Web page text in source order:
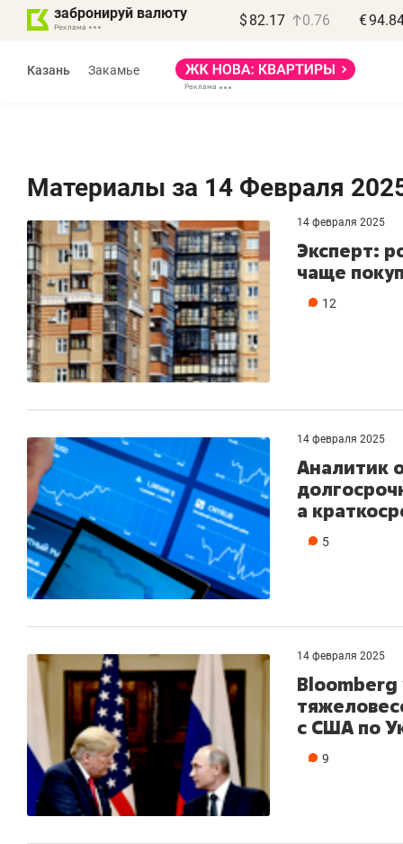
забронируй валюту $ 82.17 0.76 €
Казань Закамье
Материалы за 14 Февраля
14 февраля 2025
Эксперт:
чаще
12
14 февраля 2025
Аналитик
а
5
14 февраля 2025
Bloomberg
с США по
9
Рекомендуем
150 камер до квартиры и Face
ID вместо ключа: какой будет
безопасность в ЖК «Нова»
Рекомендуем
Опыт